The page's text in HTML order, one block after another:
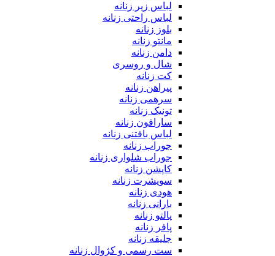
لباس زیر زنانه
لباس راحتی زنانه
بلوز زنانه
مانتو زنانه
دامن زنانه
شال و روسری
کت زنانه
پیراهن زنانه
سرهمی زنانه
تونیک زنانه
سارافون زنانه
لباس بافتنی زنانه
جوراب زنانه
جوراب شلواری زنانه
کاپشن زنانه
سویشرت زنانه
هودی زنانه
بارانی زنانه
پالتو زنانه
پافر زنانه
جلیقه زنانه
ست رسمی و کژوال زنانه